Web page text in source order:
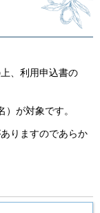
、利用申込書の
が対象です。
りますのであらか